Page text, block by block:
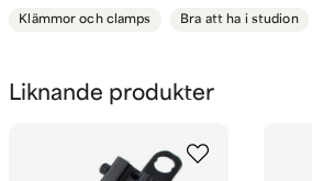
Liknande produkter
Mejladress
Klämmor och clamps Bra att ha i studion